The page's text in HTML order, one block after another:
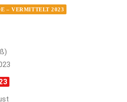
– VERMITTELT 2023